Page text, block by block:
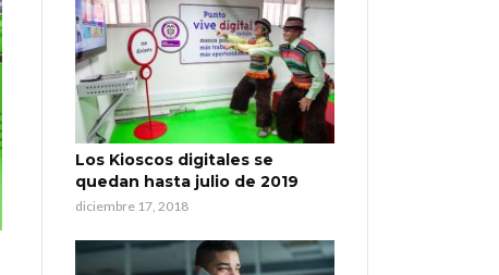
Los Kioscos digitales se
quedan hasta julio de 2019
diciembre 17, 2018